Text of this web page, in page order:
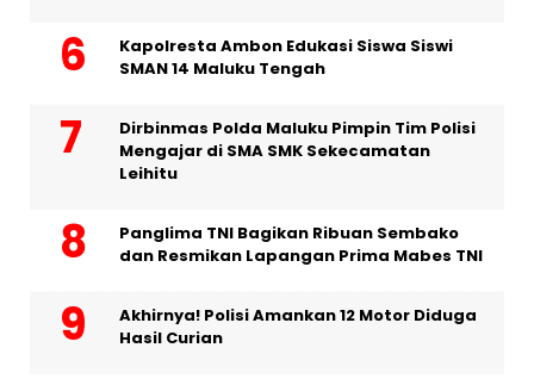
Kapolresta Ambon Edukasi Siswa Siswi
SMAN 14 Maluku Tengah
Dirbinmas Polda Maluku Pimpin Tim Polisi
Mengajar di SMA SMK Sekecamatan
Leihitu
Panglima TNI Bagikan Ribuan Sembako
dan Resmikan Lapangan Prima Mabes TNI
Akhirnya! Polisi Amankan 12 Motor Diduga
Hasil Curian